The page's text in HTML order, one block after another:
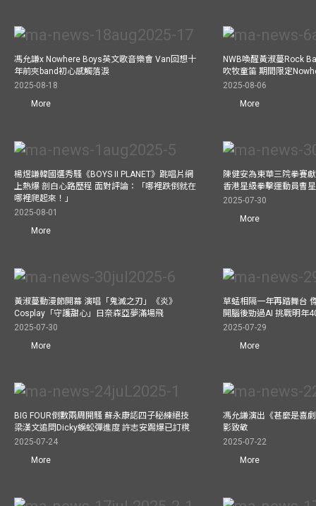
馮允謙x Nowhere Boys英文歌音樂會 Van回想十
年前夾band初心感觸落淚
2025-08-18
More
NWB喚醒黃淑蔓Rock
吹牧童笛 期間限定
2025-08-06
More
楊煜謙韓國選秀騷《BOYS II PLANET》跳唱片網
上熱爆 剖白心路歷程 面對評論：「哪裡跌倒就在
哪裡爬起來！」
2025-08-01
More
陳健安為東華三院拳賽
香港星級拳擊運動員曹
2025-07-30
More
黃淑蔓動漫節開幕 演唱「鬼滅之刃」《炎》
Cosplay「守護甜心」日奈森亞夢滿場飛
2025-07-30
More
草蜢相隔一年再踏舞台
開腦後勁過AI 挑戰明年
2025-07-29
More
BIG FOUR倒數兩周開騷 蘇永康認四子秘練絕技
梁漢文追問Dicky蜈蚣彈進度 許志安踢爆已訂櫈
2025-07-24
More
馮允謙演出《甚麼是喜
影致敬
2025-07-22
More